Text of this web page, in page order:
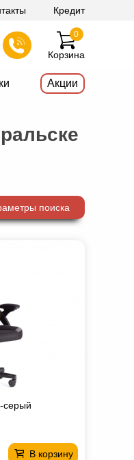
Кредит
Корзина
0
Акции
поиска
серый
В корзину